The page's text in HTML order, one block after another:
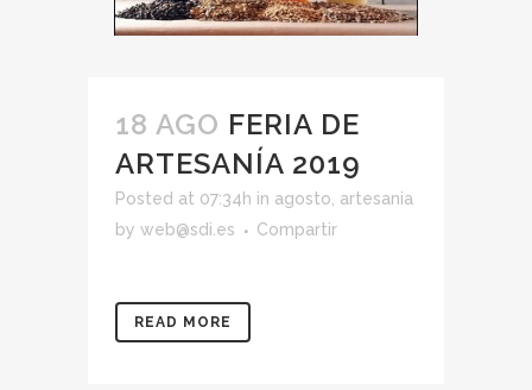
18 AGO FERIA DE
ARTESANÍA 2019
Posted at 07:34h in agosto, artesania
by web@sdi.es Compartir
READ MORE